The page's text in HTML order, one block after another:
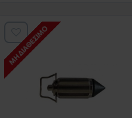
ΜΗ ΔΙΑΘΈΣΙΜΟ